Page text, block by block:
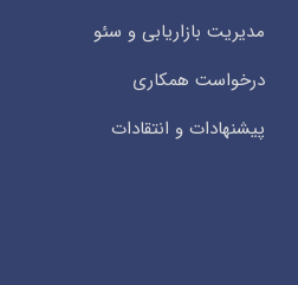
مدیریت بازاریابی و سئو
درخواست همکاری
پیشنهادات و انتقادات